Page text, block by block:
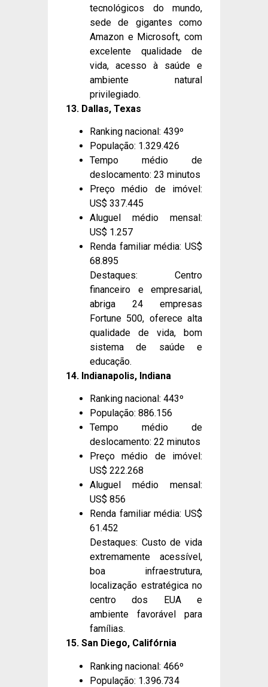
tecnológicos do mundo,
sede de gigantes como
Amazon e Microsoft, com
excelente qualidade de
vida, acesso à saúde e
ambiente natural
privilegiado.
13. Dallas, Texas
Ranking nacional: 439º
População: 1.329.426
Tempo médio de
deslocamento: 23 minutos
Preço médio de imóvel:
US$ 337.445
Aluguel médio mensal:
US$ 1.257
Renda familiar média: US$
68.895
Destaques: Centro
financeiro e empresarial,
abriga 24 empresas
Fortune 500, oferece alta
qualidade de vida, bom
sistema de saúde e
educação.
14. Indianapolis, Indiana
Ranking nacional: 443º
População: 886.156
Tempo médio de
deslocamento: 22 minutos
Preço médio de imóvel:
US$ 222.268
Aluguel médio mensal:
US$ 856
Renda familiar média: US$
61.452
Destaques: Custo de vida
extremamente acessível,
boa infraestrutura,
localização estratégica no
centro dos EUA e
ambiente favorável para
famílias.
15. San Diego, Califórnia
Ranking nacional: 466º
População: 1.396.734